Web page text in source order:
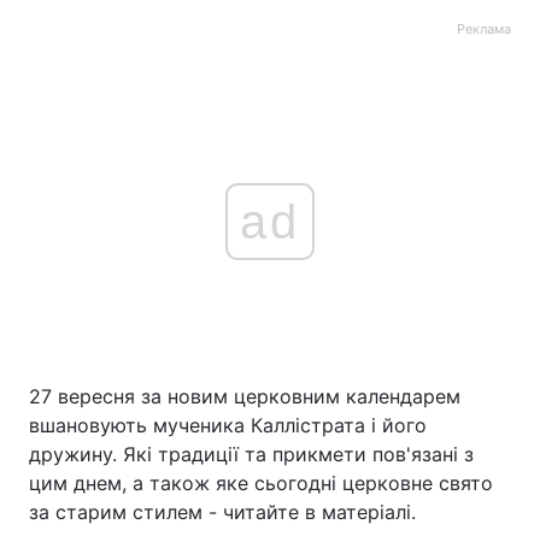
Головна Війна
Україна Політика
Економіка Світ
Реклама
ad
27 вересня за новим церковним календарем
вшановують мученика Каллістрата і його
дружину. Які традиції та прикмети пов'язані з
цим днем, а також яке сьогодні церковне свято
за старим стилем - читайте в матеріалі.